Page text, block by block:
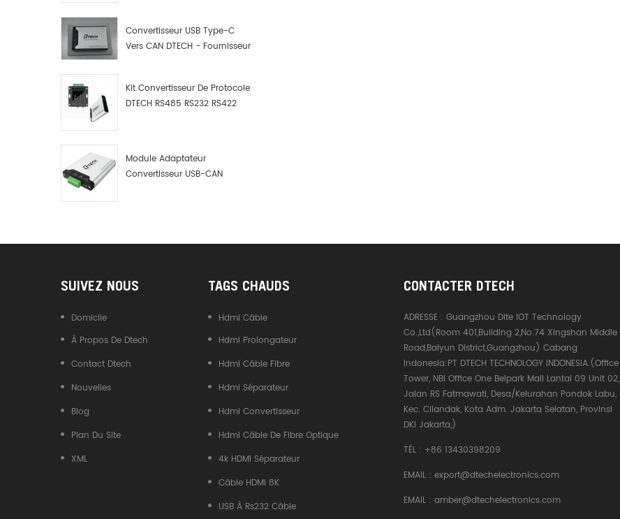
Convertisseur USB Type-C
Vers CAN DTECH - Fournisseur
Kit Convertisseur De Protocole
DTECH RS485 RS232 RS422
Module Adaptateur
Convertisseur USB-CAN
SUIVEZ NOUS
Domicile
À Propos De Dtech
Contact Dtech
Nouvelles
Blog
Plan Du Site
XML
TAGS CHAUDS
Hdmi Câble
Hdmi Prolongateur
Hdmi Câble Fibre
Hdmi Séparateur
Hdmi Convertisseur
Hdmi Câble De Fibre Optique
4k HDMI Séparateur
Câble HDMI 8K
USB À Rs232 Câble
CONTACTER DTECH
ADRESSE :Guangzhou Dite IOT Technology
Co.,Ltd(Room 401,Building 2,No.74 Xingshan Middle
Road,Baiyun District,Guangzhou) Cabang
Indonesia:PT DTECH TECHNOLOGY INDONESIA.(Office
Tower, NBI Office One Belpark Mall Lantai 09 Unit 02,
Jalan RS Fatmawati, Desa/Kelurahan Pondok Labu,
Kec. Cilandak, Kota Adm. Jakarta Selatan, Provinsi
DKI Jakarta,)
TÉL : +86 13430398209
EMAIL :export@dtechelectronics.com
EMAIL :amber@dtechelectronics.com